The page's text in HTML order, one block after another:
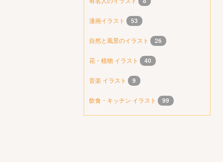
漫画イラスト 53
自然と風景のイラスト 26
花・植物 イラスト 40
音楽 イラスト 9
飲食・キッチン イラスト 99